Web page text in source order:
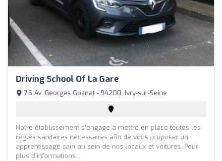
Driving School Of La Gare
75 Av. Georges Gosnat - 94200, Ivry-sur-Seine
Notre établissement s’engage à mettre en place toutes les
règles sanitaires nécessaires afin de vous proposer un
apprentissage sain au sein de nos locaux et voitures. Pour
plus d’informations...